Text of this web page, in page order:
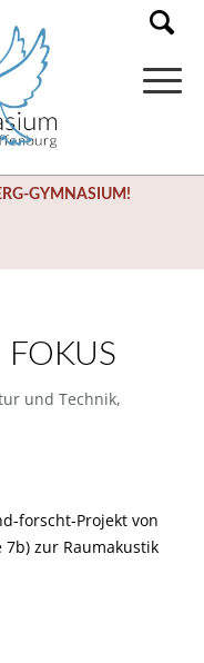
GYMNASIUM!
FOKUS
und Technik,
forscht-Projekt von
7b) zur Raumakustik